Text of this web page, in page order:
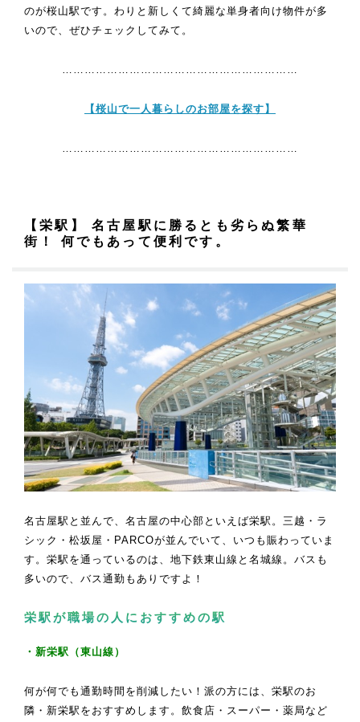
のが桜山駅です。わりと新しくて綺麗な単身者向け物件が多
いので、ぜひチェックしてみて。
【桜山で一人暮らしのお部屋を探す】
【栄駅】 名古屋駅に勝るとも劣らぬ繁華
街！ 何でもあって便利です。
名古屋駅と並んで、名古屋の中心部といえば栄駅。三越・ラ
シック・松坂屋・PARCOが並んでいて、いつも賑わっていま
す。栄駅を通っているのは、地下鉄東山線と名城線。バスも
多いので、バス通勤もありですよ！
栄駅が職場の人におすすめの駅
・新栄駅（東山線）
何が何でも通勤時間を削減したい！派の方には、栄駅のお
隣・新栄駅をおすすめします。飲食店・スーパー・薬局など